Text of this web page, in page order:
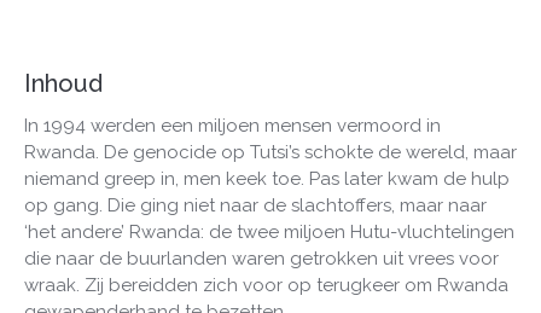
Inhoud
In 1994 werden een miljoen mensen vermoord in
Rwanda. De genocide op Tutsi’s schokte de wereld, maar
niemand greep in, men keek toe. Pas later kwam de hulp
op gang. Die ging niet naar de slachtoffers, maar naar
‘het andere’ Rwanda: de twee miljoen Hutu-vluchtelingen
die naar de buurlanden waren getrokken uit vrees voor
wraak. Zij bereidden zich voor op terugkeer om Rwanda